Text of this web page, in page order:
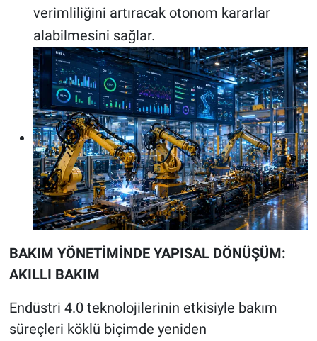
verimliliğini artıracak otonom kararlar
alabilmesini sağlar.
BAKIM YÖNETİMİNDE YAPISAL DÖNÜŞÜM:
AKILLI BAKIM
Endüstri 4.0 teknolojilerinin etkisiyle bakım
süreçleri köklü biçimde yeniden